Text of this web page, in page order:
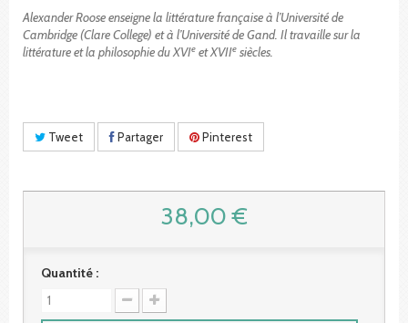
Alexander Roose enseigne la littérature française à l’Université de
Cambridge (Clare College) et à l’Université de Gand. Il travaille sur la
littérature et la philosophie du XVIe et XVIIe siècles.
Tweet Partager Pinterest
38,00 €
Quantité :